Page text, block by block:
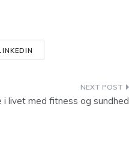
i livet med fitness og sundhed